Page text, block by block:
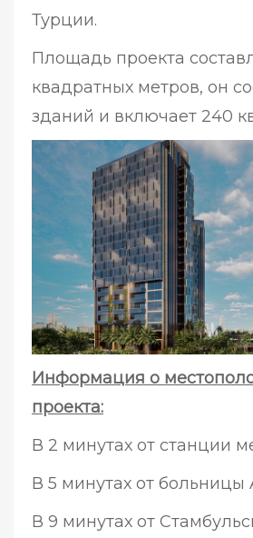
Турции.
Площадь проекта
квадратных метров, он
зданий и включает 240
Информация о
проекта:
В 2 минутах от станции
В 5 минутах от больницы
В 9 минутах от